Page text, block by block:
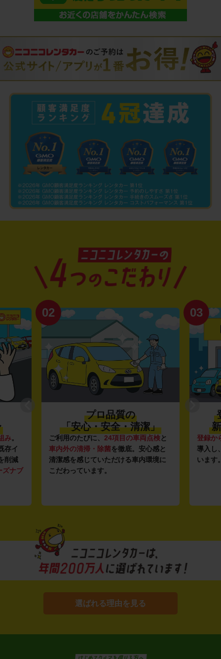
み。
存イ
削減
ズナブ
02
プロ品質の
「安心・安全・清潔」
ご利用のたびに、 24項目の車両点検と
車内外の清掃・除菌を徹底。安心感と
清潔感を感じていただける車内環境に
こだわっています。
03
登録か
導入し
います
選ばれる理由を見る